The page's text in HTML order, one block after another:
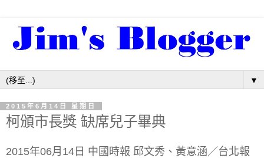
▼
2015年6月14日 星期日
柯頒市長獎 缺席兒子畢典
2015年06月14日 中國時報 邱文秀 、 黃意涵 ／台北報